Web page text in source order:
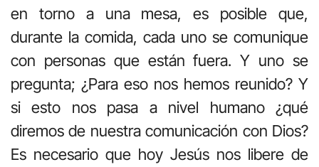
en torno a una mesa, es posible que,
durante la comida, cada uno se comunique
con personas que están fuera. Y uno se
pregunta; ¿Para eso nos hemos reunido? Y
si esto nos pasa a nivel humano ¿qué
diremos de nuestra comunicación con Dios?
Es necesario que hoy Jesús nos libere de